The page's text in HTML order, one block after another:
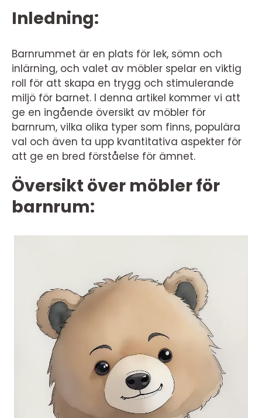
Inledning:
Barnrummet är en plats för lek, sömn och
inlärning, och valet av möbler spelar en viktig
roll för att skapa en trygg och stimulerande
miljö för barnet. I denna artikel kommer vi att
ge en ingående översikt av möbler för
barnrum, vilka olika typer som finns, populära
val och även ta upp kvantitativa aspekter för
att ge en bred förståelse för ämnet.
Översikt över möbler för
barnrum: